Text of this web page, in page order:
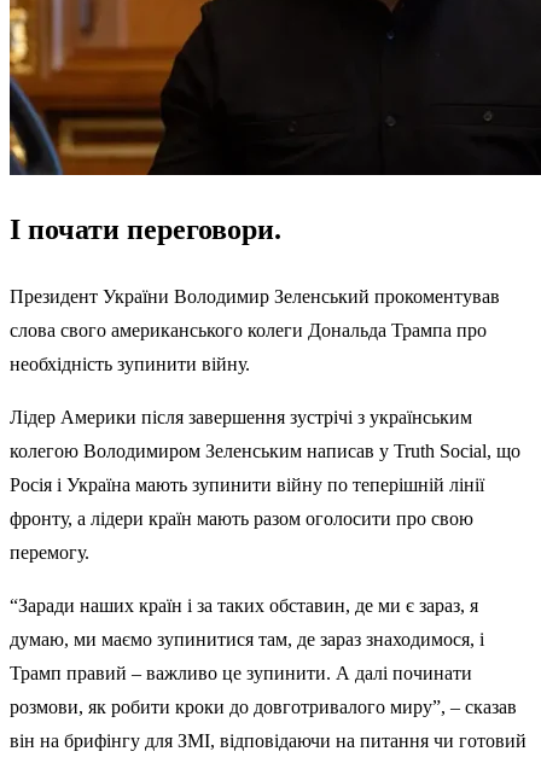
І почати переговори.
Президент України Володимир Зеленський прокоментував
слова свого американського колеги Дональда Трампа про
необхідність зупинити війну.
Лідер Америки після завершення зустрічі з українським
колегою Володимиром Зеленським написав у Truth Social, що
Росія і Україна мають зупинити війну по теперішній лінії
фронту, а лідери країн мають разом оголосити про свою
перемогу.
“Заради наших країн і за таких обставин, де ми є зараз, я
думаю, ми маємо зупинитися там, де зараз знаходимося, і
Трамп правий – важливо це зупинити. А далі починати
розмови, як робити кроки до довготривалого миру”, – сказав
він на брифінгу для ЗМІ, відповідаючи на питання чи готовий